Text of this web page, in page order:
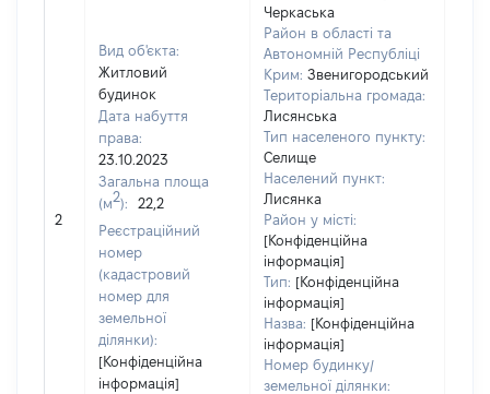
2
Вид об'єкта:
Житловий
будинок
Дата набуття
права:
23.10.2023
Загальна площа
(м2):
22,2
Реєстраційний
номер
(кадастровий
номер для
земельної
ділянки):
[Конфіденційна
інформація]
Черкаська
Район в області та
Автономній Республіці
Крим: Звенигородський
Територіальна громада:
Лисянська
Тип населеного пункту:
Селище
Населений пункт:
Лисянка
Район у місті:
[Конфіденційна
інформація]
Тип: [Конфіденційна
інформація]
Назва: [Конфіденційна
інформація]
Номер будинку/
земельної ділянки: